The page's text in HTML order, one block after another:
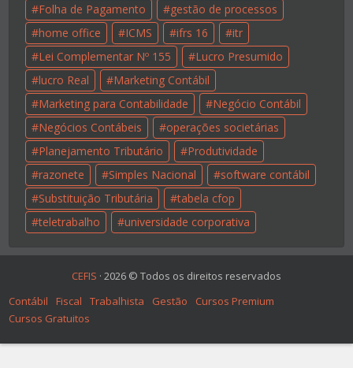
Folha de Pagamento
gestão de processos
home office
ICMS ifrs 16
itr
Lei Complementar Nº 155
Lucro Presumido
lucro Real
Marketing Contábil
Marketing para Contabilidade
Negócio Contábil
Negócios Contábeis
operações societárias
Planejamento Tributário
Produtividade
razonete
Simples Nacional
software contábil
Substituição Tributária
tabela cfop
teletrabalho
universidade corporativa
CEFIS · 2026 © Todos os direitos reservados
Contábil
Fiscal Trabalhista Gestão
Cursos Premium
Cursos Gratuitos